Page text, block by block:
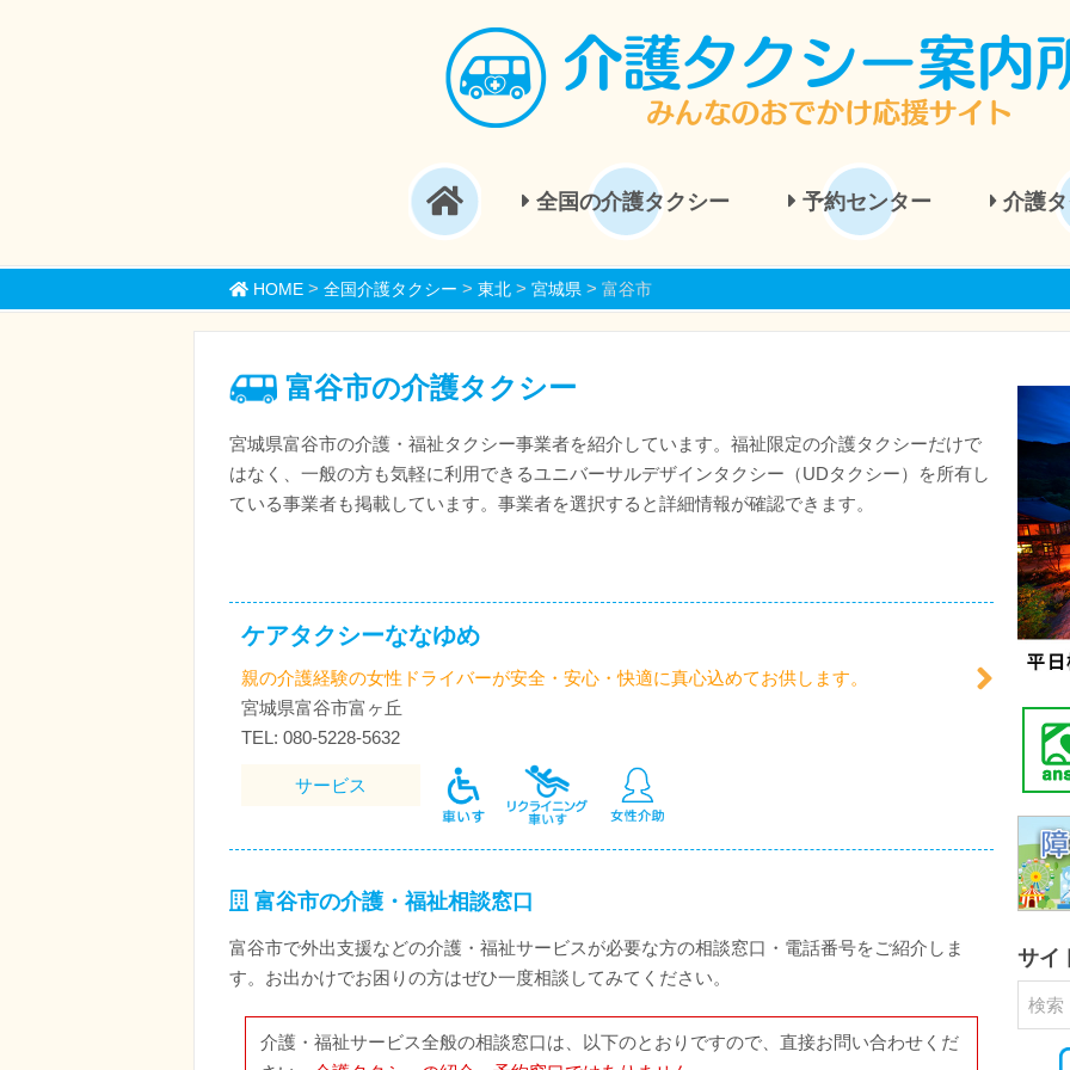
全国の介護タクシー 予約センター 介護
HOME> 全国介護タクシー > 東北> 宮城県 > 富谷市
富谷市の介護タクシー
宮城県富谷市の介護・福祉タクシー事業者を紹介しています。福祉限定の介護タクシーだけで
はなく、一般の方も気軽に利用できるユニバーサルデザインタクシー（UDタクシー）を所有し
ている事業者も掲載しています。事業者を選択すると詳細情報が確認できます。
ケアタクシーななゆめ
親の介護経験の女性ドライバーが安全・安心・快適に真心込めてお供します。
宮城県富谷市富ヶ丘
TEL: 080-5228-5632
サービス
富谷市の介護・福祉相談窓口
富谷市で外出支援などの介護・福祉サービスが必要な方の相談窓口・電話番号をご紹介しま
す。お出かけでお困りの方はぜひ一度相談してみてください。
介護・福祉サービス全般の相談窓口は、以下のとおりですので、直接お問い合わせくだ
サイ